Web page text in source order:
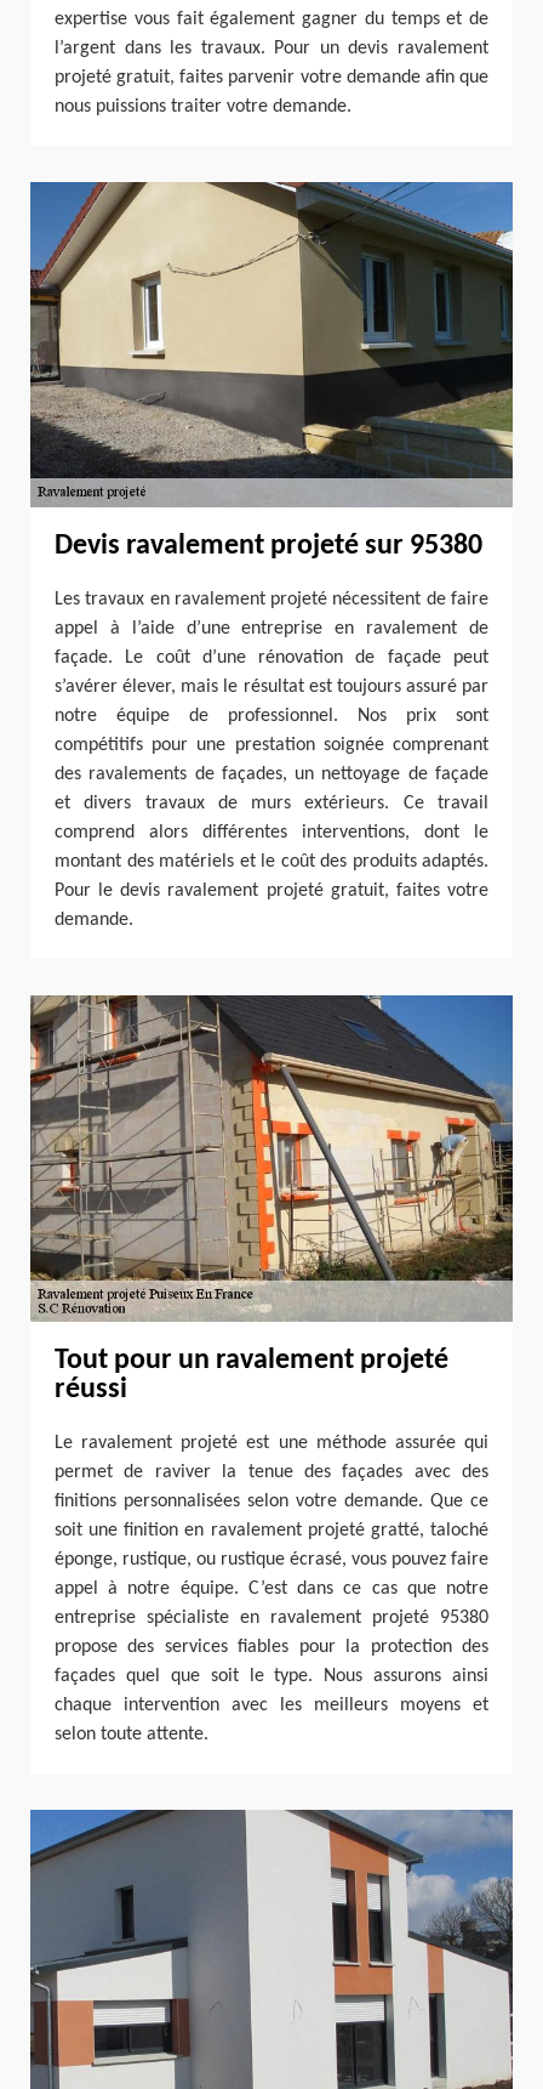
expertise vous fait également gagner du temps et de
l’argent dans les travaux. Pour un devis ravalement
projeté gratuit, faites parvenir votre demande afin que
nous puissions traiter votre demande.
Devis ravalement projeté sur 95380
Les travaux en ravalement projeté nécessitent de faire
appel à l’aide d’une entreprise en ravalement de
façade. Le coût d’une rénovation de façade peut
s’avérer élever, mais le résultat est toujours assuré par
notre équipe de professionnel. Nos prix sont
compétitifs pour une prestation soignée comprenant
des ravalements de façades, un nettoyage de façade
et divers travaux de murs extérieurs. Ce travail
comprend alors différentes interventions, dont le
montant des matériels et le coût des produits adaptés.
Pour le devis ravalement projeté gratuit, faites votre
demande.
Tout pour un ravalement projeté
réussi
Le ravalement projeté est une méthode assurée qui
permet de raviver la tenue des façades avec des
finitions personnalisées selon votre demande. Que ce
soit une finition en ravalement projeté gratté, taloché
éponge, rustique, ou rustique écrasé, vous pouvez faire
appel à notre équipe. C’est dans ce cas que notre
entreprise spécialiste en ravalement projeté 95380
propose des services fiables pour la protection des
façades quel que soit le type. Nous assurons ainsi
chaque intervention avec les meilleurs moyens et
selon toute attente.